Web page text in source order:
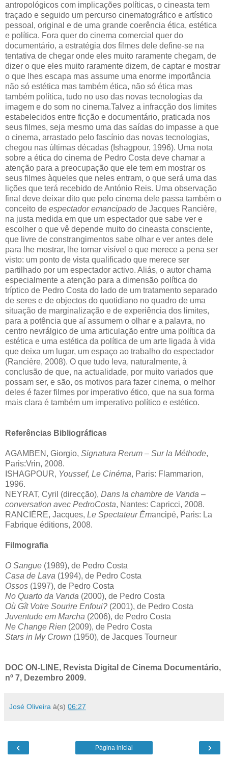
antropológicos com implicações políticas, o cineasta tem
traçado e seguido um percurso cinematográfico e artístico
pessoal, original e de uma grande coerência ética, estética
e política. Fora quer do cinema comercial quer do
documentário, a estratégia dos filmes dele define-se na
tentativa de chegar onde eles muito raramente chegam, de
dizer o que eles muito raramente dizem, de captar e mostrar
o que lhes escapa mas assume uma enorme importância
não só estética mas também ética, não só ética mas
também política, tudo no uso das novas tecnologias da
imagem e do som no cinema.Talvez a infracção dos limites
estabelecidos entre ficção e documentário, praticada nos
seus filmes, seja mesmo uma das saídas do impasse a que
o cinema, arrastado pelo fascínio das novas tecnologias,
chegou nas últimas décadas (Ishagpour, 1996). Uma nota
sobre a ética do cinema de Pedro Costa deve chamar a
atenção para a preocupação que ele tem em mostrar os
seus filmes àqueles que neles entram, o que será uma das
lições que terá recebido de António Reis. Uma observação
final deve deixar dito que pelo cinema dele passa também o
conceito de espectador emancipado de Jacques Rancière,
na justa medida em que um espectador que sabe ver e
escolher o que vê depende muito do cineasta consciente,
que livre de constrangimentos sabe olhar e ver antes dele
para lhe mostrar, lhe tornar visível o que merece a pena ser
visto: um ponto de vista qualificado que merece ser
partilhado por um espectador activo. Aliás, o autor chama
especialmente a atenção para a dimensão política do
tríptico de Pedro Costa do lado de um tratamento separado
de seres e de objectos do quotidiano no quadro de uma
situação de marginalização e de experiência dos limites,
para a potência que aí assumem o olhar e a palavra, no
centro nevrálgico de uma articulação entre uma política da
estética e uma estética da política de um arte ligada à vida
que deixa um lugar, um espaço ao trabalho do espectador
(Rancière, 2008). O que tudo leva, naturalmente, à
conclusão de que, na actualidade, por muito variados que
possam ser, e são, os motivos para fazer cinema, o melhor
deles é fazer filmes por imperativo ético, que na sua forma
mais clara é também um imperativo político e estético.
Referências Bibliográficas
AGAMBEN, Giorgio, Signatura Rerum – Sur la Méthode,
Paris:Vrin, 2008.
ISHAGPOUR, Youssef, Le Cinéma, Paris: Flammarion,
1996.
NEYRAT, Cyril (direcção), Dans la chambre de Vanda –
conversation avec PedroCosta, Nantes: Capricci, 2008.
RANCIÈRE, Jacques, Le Spectateur Émancipé, Paris: La
Fabrique éditions, 2008.
Filmografia
O Sangue (1989), de Pedro Costa
Casa de Lava (1994), de Pedro Costa
Ossos (1997), de Pedro Costa
No Quarto da Vanda (2000), de Pedro Costa
Où Gît Votre Sourire Enfoui? (2001), de Pedro Costa
Juventude em Marcha (2006), de Pedro Costa
Ne Change Rien (2009), de Pedro Costa
Stars in My Crown (1950), de Jacques Tourneur
DOC ON-LINE, Revista Digital de Cinema Documentário,
nº 7, Dezembro 2009.
José Oliveira à(s) 06:27
‹ ›
Página inicial